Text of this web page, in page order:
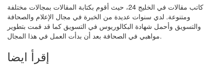
كاتب مقالات في الخليج 24، حيث أقوم بكتابة المقالات بمجالات مختلفة
ومتنوعة. لدي سنوات عديدة من الخبرة في مجال الإعلام والصحافة
والتسويق وأحمل شهادة البكالوريوس في التسويق كما قد قمت بتطوير
مواهبي في الصحافة بعد أن بدأت العمل في هذا المجال.
إقرأ ايضا